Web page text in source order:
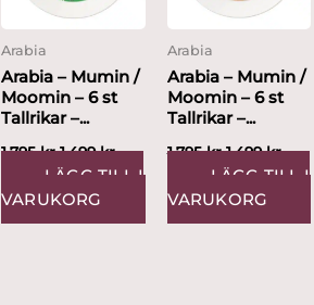
Arabia
Arabia – Mumin /
Moomin – 6 st
Tallrikar –...
1,795kr 1,499kr
LÄGG TILL I
VARUKORG
Arabia
Arabia – Mumin /
Moomin – 6 st
Tallrikar –...
1,795kr 1,499kr
LÄGG TILL I
VARUKORG